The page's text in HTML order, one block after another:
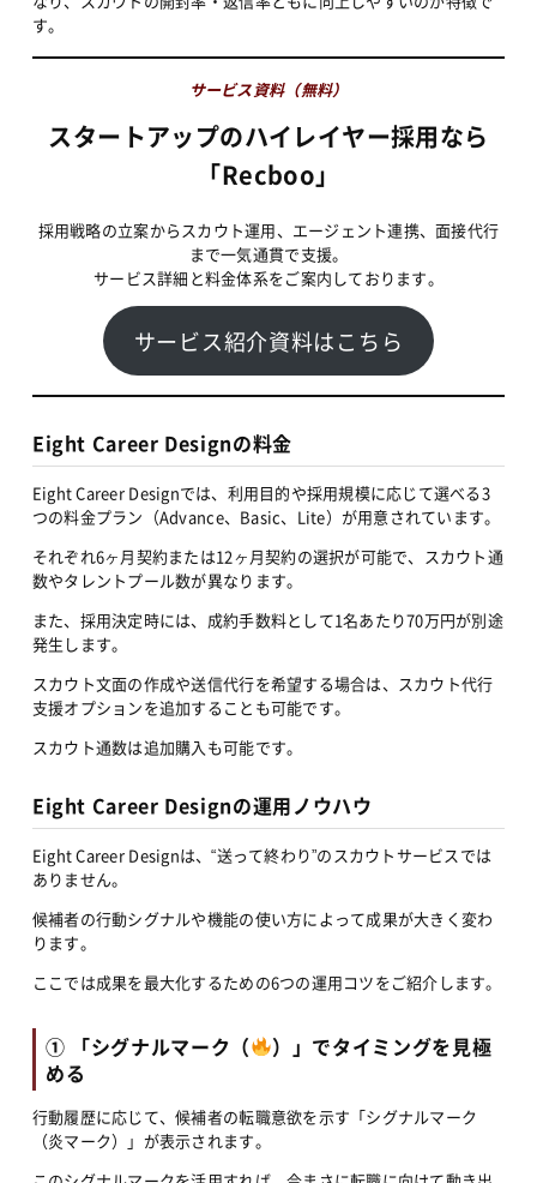
す。
サービス資料（無料）
スタートアップのハイレイヤー採用なら
「Recboo」
採用戦略の立案からスカウト運用、エージェント連携、面接代行
まで一気通貫で支援。
サービス詳細と料金体系をご案内しております。
サービス紹介資料はこちら
Eight Career Designの料金
Eight Career Designでは、利用目的や採用規模に応じて選べる3
つの料金プラン（Advance、Basic、Lite）が用意されています。
それぞれ6ヶ月契約または12ヶ月契約の選択が可能で、スカウト通
数やタレントプール数が異なります。
また、採用決定時には、成約手数料として1名あたり70万円が別途
発生します。
スカウト文面の作成や送信代行を希望する場合は、スカウト代行
支援オプションを追加することも可能です。
スカウト通数は追加購入も可能です。
Eight Career Designの運用ノウハウ
Eight Career Designは、“送って終わり”のスカウトサービスでは
ありません。
候補者の行動シグナルや機能の使い方によって成果が大きく変わ
ります。
ここでは成果を最大化するための6つの運用コツをご紹介します。
① 「シグナルマーク（
）」でタイミングを見極
める
行動履歴に応じて、候補者の転職意欲を示す「シグナルマーク
（炎マーク）」が表示されます。